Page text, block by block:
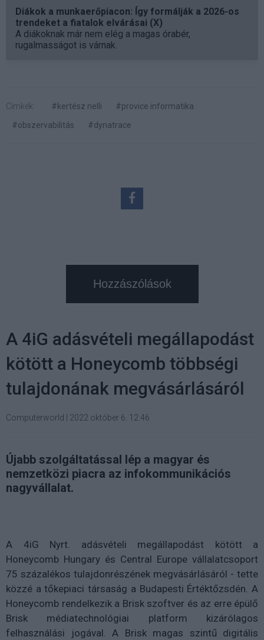
Diákok a munkaerőpiacon: Így formálják a 2026-os
trendeket a fiatalok elvárásai (X)
A diákoknak már nem elég a magas órabér,
rugalmasságot is várnak.
Címkék: #kertész nelli
#provice informatika
#obszervabilitás
#dynatrace
Hozzászólások
A 4iG adásvételi megállapodást
kötött a Honeycomb többségi
tulajdonának megvásárlásáról
Computerworld 2022 október 6. 12:46
Újabb szolgáltatással lép a magyar és
nemzetközi piacra az infokommunikációs
nagyvállalat.
A 4iG Nyrt. adásvételi megállapodást kötött a
Honeycomb Hungary és Central Europe vállalatcsoport
75 százalékos tulajdonrészének megvásárlásáról - tette
közzé a tőkepiaci társaság a Budapesti Értéktőzsdén. A
Honeycomb rendelkezik a Brisk szoftver és az erre épülő
Brisk médiatechnológiai platform kizárólagos
felhasználási jogával. A Brisk magas szintű digitális